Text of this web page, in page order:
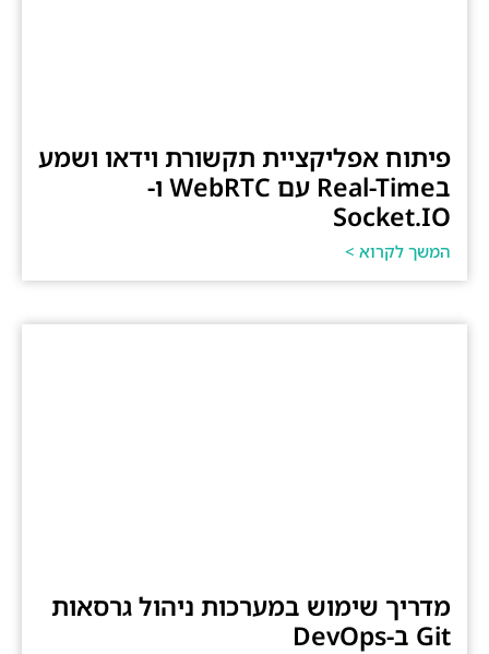
פיתוח אפליקציית תקשורת וידאו ושמע
בReal-Time עם WebRTC ו-
Socket.IO
המשך לקרוא >
מדריך שימוש במערכות ניהול גרסאות
Git ב-DevOps